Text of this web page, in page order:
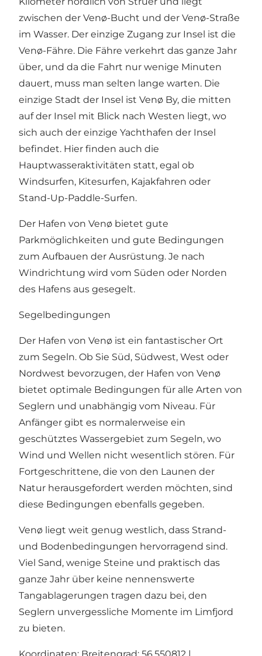
zwischen der Venø-Bucht und der Venø-Straße
im Wasser. Der einzige Zugang zur Insel ist die
Venø-Fähre. Die Fähre verkehrt das ganze Jahr
über, und da die Fahrt nur wenige Minuten
dauert, muss man selten lange warten. Die
einzige Stadt der Insel ist Venø By, die mitten
auf der Insel mit Blick nach Westen liegt, wo
sich auch der einzige Yachthafen der Insel
befindet. Hier finden auch die
Hauptwasseraktivitäten statt, egal ob
Windsurfen, Kitesurfen, Kajakfahren oder
Stand-Up-Paddle-Surfen.
Der Hafen von Venø bietet gute
Parkmöglichkeiten und gute Bedingungen
zum Aufbauen der Ausrüstung. Je nach
Windrichtung wird vom Süden oder Norden
des Hafens aus gesegelt.
Segelbedingungen
Der Hafen von Venø ist ein fantastischer Ort
zum Segeln. Ob Sie Süd, Südwest, West oder
Nordwest bevorzugen, der Hafen von Venø
bietet optimale Bedingungen für alle Arten von
Seglern und unabhängig vom Niveau. Für
Anfänger gibt es normalerweise ein
geschütztes Wassergebiet zum Segeln, wo
Wind und Wellen nicht wesentlich stören. Für
Fortgeschrittene, die von den Launen der
Natur herausgefordert werden möchten, sind
diese Bedingungen ebenfalls gegeben.
Venø liegt weit genug westlich, dass Strand-
und Bodenbedingungen hervorragend sind.
Viel Sand, wenige Steine und praktisch das
ganze Jahr über keine nennenswerte
Tangablagerungen tragen dazu bei, den
Seglern unvergessliche Momente im Limfjord
zu bieten.
Koordinaten: Breitengrad: 56,550812 |